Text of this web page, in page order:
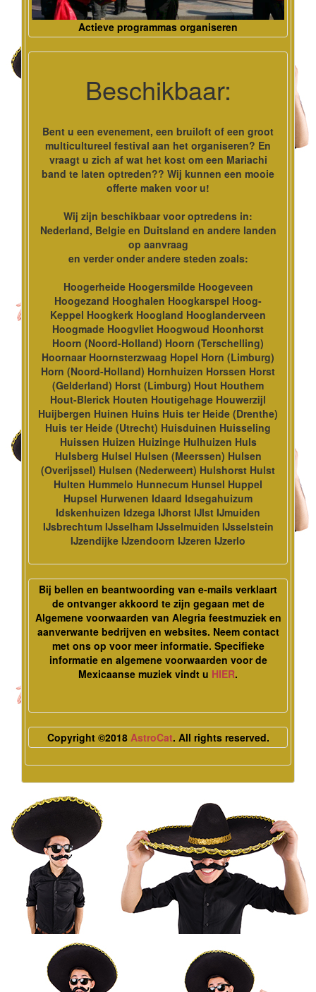
Actieve programmas organiseren
Beschikbaar:
Bent u een evenement, een bruiloft of een groot
multicultureel festival aan het organiseren? En
vraagt u zich af wat het kost om een Mariachi
band te laten optreden?? Wij kunnen een mooie
offerte maken voor u!
Wij zijn beschikbaar voor optredens in:
Nederland, Belgie en Duitsland en andere landen
op aanvraag
en verder onder andere steden zoals:
Hoogerheide Hoogersmilde Hoogeveen
Hoogezand Hooghalen Hoogkarspel Hoog-
Keppel Hoogkerk Hoogland Hooglanderveen
Hoogmade Hoogvliet Hoogwoud Hoonhorst
Hoorn (Noord-Holland) Hoorn (Terschelling)
Hoornaar Hoornsterzwaag Hopel Horn (Limburg)
Horn (Noord-Holland) Hornhuizen Horssen Horst
(Gelderland) Horst (Limburg) Hout Houthem
Hout-Blerick Houten Houtigehage Houwerzijl
Huijbergen Huinen Huins Huis ter Heide (Drenthe)
Huis ter Heide (Utrecht) Huisduinen Huisseling
Huissen Huizen Huizinge Hulhuizen Huls
Hulsberg Hulsel Hulsen (Meerssen) Hulsen
(Overijssel) Hulsen (Nederweert) Hulshorst Hulst
Hulten Hummelo Hunnecum Hunsel Huppel
Hupsel Hurwenen Idaard Idsegahuizum
Idskenhuizen Idzega IJhorst IJlst IJmuiden
IJsbrechtum IJsselham IJsselmuiden IJsselstein
IJzendijke IJzendoorn IJzeren IJzerlo
Bij bellen en beantwoording van e-mails verklaart
de ontvanger akkoord te zijn gegaan met de
Algemene voorwaarden van Alegria feestmuziek en
aanverwante bedrijven en websites. Neem contact
met ons op voor meer informatie. Specifieke
informatie en algemene voorwaarden voor de
Mexicaanse muziek vindt u HIER.
Copyright ©2018 AstroCat. All rights reserved.